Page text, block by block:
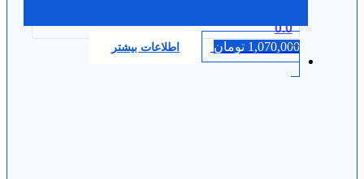
0.0
1,070,000 تومان اطلاعات بیشتر